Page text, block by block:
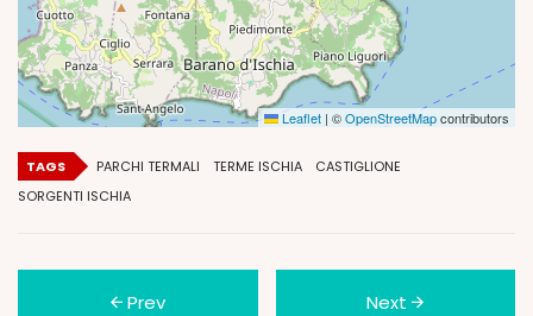
Leaflet | ©OpenStreetMapcontributors
TAGS PARCHI TERMALI TERME ISCHIA
CASTIGLIONE
SORGENTI ISCHIA
Prev Next